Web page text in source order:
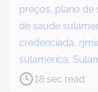
preços, plano de
de saude
credenciada,
sulamérica,
r
e
a
d
t
18 sec read